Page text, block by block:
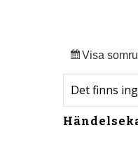
Visa som
Det finns